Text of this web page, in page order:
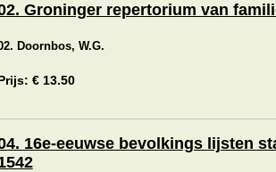
Groninger repertorium van
Doornbos, W.G.
€ 13.50
16e-eeuwse bevolkings lijsten